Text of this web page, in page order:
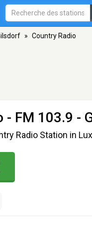
» Country Radio
- FM 103.9 -
Radio Station in